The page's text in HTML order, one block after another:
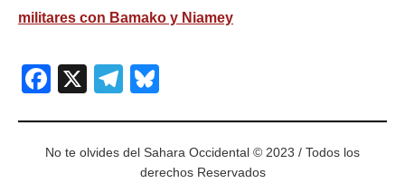
militares con Bamako y Niamey
Facebook
X Telegram
No te olvides del Sahara Occidental © 2023 / Todos los
derechos Reservados